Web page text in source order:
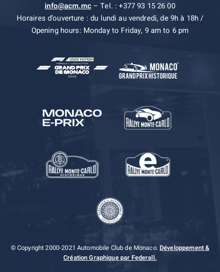
info@acm.mc– Tel. : +377 93 15 26 00
Horaires d’ouverture : du lundi au vendredi, de 9h à 18h /
Opening hours: Monday to Friday, 9 am to 6 pm
© Copyright 2000-2021 Automobile Club de Monaco.Développement &
Création Graphique par Federall.